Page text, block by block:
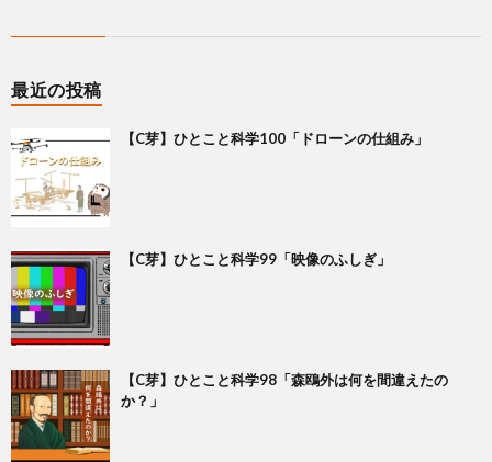
最近の投稿
【C芽】ひとこと科学100「ドローンの仕組み」
【C芽】ひとこと科学99「映像のふしぎ」
【C芽】ひとこと科学98「森鴎外は何を間違えたの
か？」